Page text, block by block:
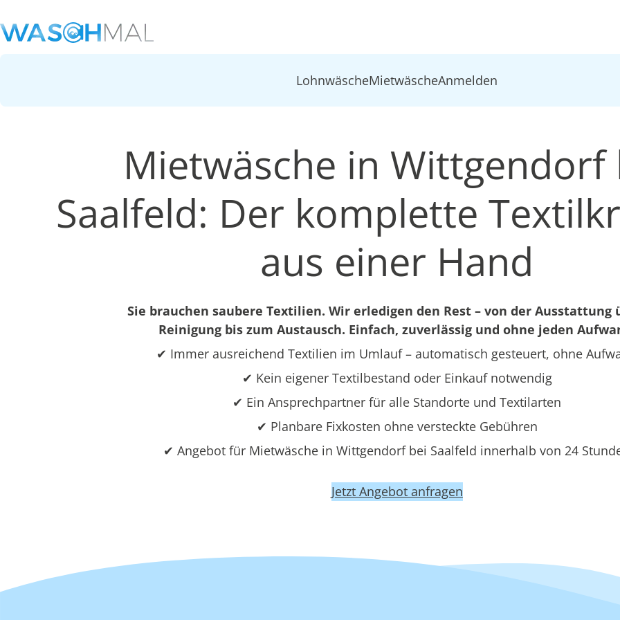
LohnwäscheMietwäscheAnmelden
Mietwäsche in Wittgendorf
Saalfeld: Der komplette
aus einer Hand
Sie brauchen saubere Textilien. Wir erledigen den Rest – von der Ausstattung
Reinigung bis zum Austausch. Einfach, zuverlässig und ohne jeden
✔ Immer ausreichend Textilien im Umlauf – automatisch gesteuert, ohne
✔ Kein eigener Textilbestand oder Einkauf notwendig
✔ Ein Ansprechpartner für alle Standorte und Textilarten
✔ Planbare Fixkosten ohne versteckte Gebühren
✔ Angebot für Mietwäsche in Wittgendorf bei Saalfeld innerhalb von 24
Jetzt Angebot anfragen